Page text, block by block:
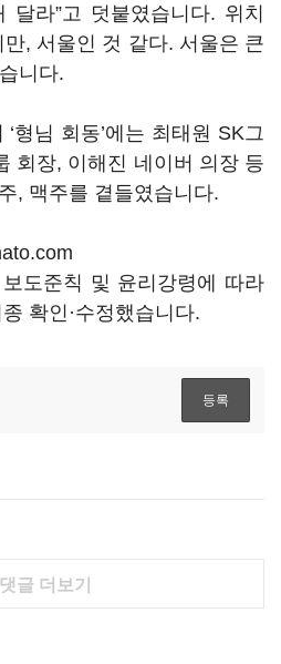
라”고 덧붙였습니다. 위치
, 서울인 것 같다. 서울은 큰
니다.
형님 회동’에는 최태원 SK그
회장, 이해진 네이버 의장 등
, 맥주를 곁들였습니다.
도준칙 및 윤리강령에 따라
확인·수정했습니다.
댓글 더보기